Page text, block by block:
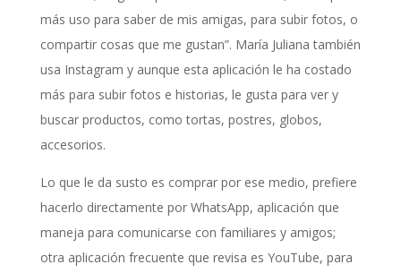
más uso para saber de mis amigas, para subir fotos, o
compartir cosas que me gustan”. María Juliana también
usa Instagram y aunque esta aplicación le ha costado
más para subir fotos e historias, le gusta para ver y
buscar productos, como tortas, postres, globos,
accesorios.
Lo que le da susto es comprar por ese medio, prefiere
hacerlo directamente por WhatsApp, aplicación que
maneja para comunicarse con familiares y amigos;
otra aplicación frecuente que revisa es YouTube, para